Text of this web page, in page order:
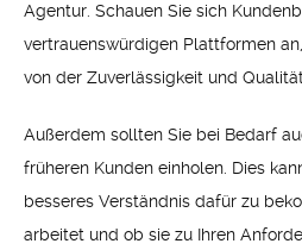
Agentur. Schauen Sie sich
vertrauenswürdigen Plattformen
von der Zuverlässigkeit und
Außerdem sollten Sie bei Bedarf
früheren Kunden einholen. Dies
besseres Verständnis dafür zu
arbeitet und ob sie zu Ihren